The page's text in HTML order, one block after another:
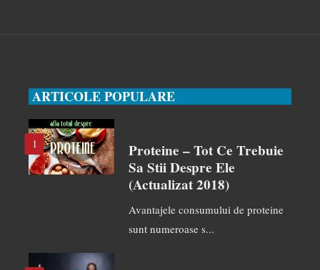
ARTICOLE POPULARE
1
Proteine – Tot Ce Trebuie
Sa Stii Despre Ele
(actualizat 2018)
Avantajele consumului de proteine
sunt numeroase s...